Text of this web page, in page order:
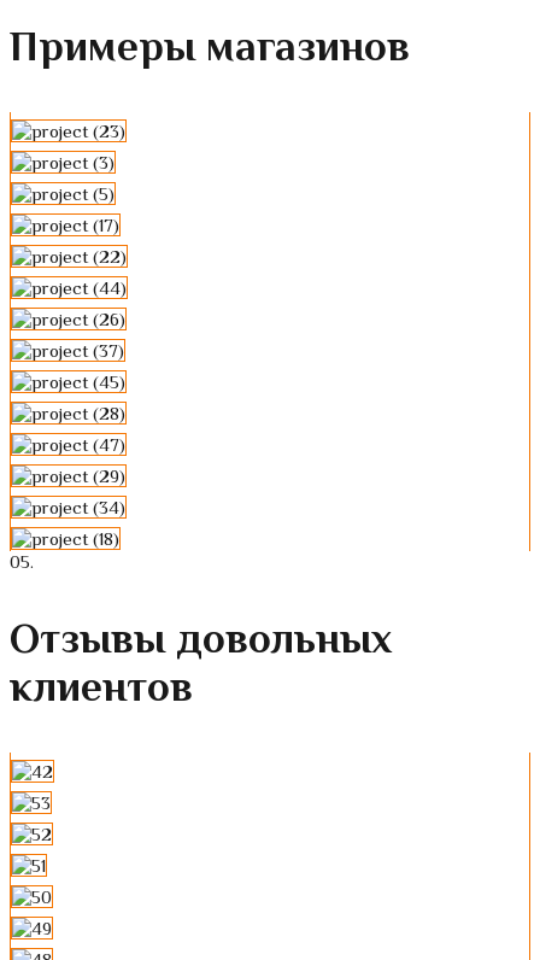
Примеры магазинов
05.
Отзывы довольных
клиентов